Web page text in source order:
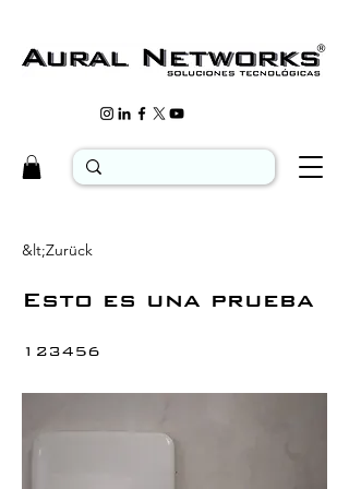
&lt;Zurück
Esto es una prueba
123456